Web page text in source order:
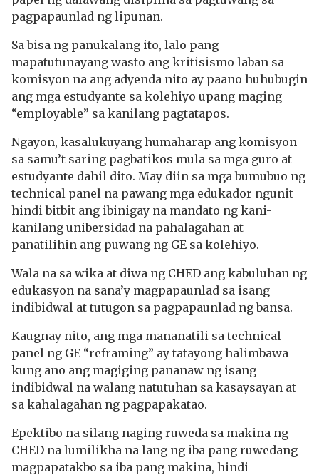
pagpapaunlad ng lipunan.
Sa bisa ng panukalang ito, lalo pang
mapatutunayang wasto ang kritisismo laban sa
komisyon na ang adyenda nito ay paano huhubugin
ang mga estudyante sa kolehiyo upang maging
“employable” sa kanilang pagtatapos.
Ngayon, kasalukuyang humaharap ang komisyon
sa samu’t saring pagbatikos mula sa mga guro at
estudyante dahil dito. May diin sa mga bumubuo ng
technical panel na pawang mga edukador ngunit
hindi bitbit ang ibinigay na mandato ng kani-
kanilang unibersidad na pahalagahan at
panatilihin ang puwang ng GE sa kolehiyo.
Wala na sa wika at diwa ng CHED ang kabuluhan ng
edukasyon na sana’y magpapaunlad sa isang
indibidwal at tutugon sa pagpapaunlad ng bansa.
Kaugnay nito, ang mga mananatili sa technical
panel ng GE “reframing” ay tatayong halimbawa
kung ano ang magiging pananaw ng isang
indibidwal na walang natutuhan sa kasaysayan at
sa kahalagahan ng pagpapakatao.
Epektibo na silang naging ruweda sa makina ng
CHED na lumilikha na lang ng iba pang ruwedang
magpapatakbo sa iba pang makina, hindi